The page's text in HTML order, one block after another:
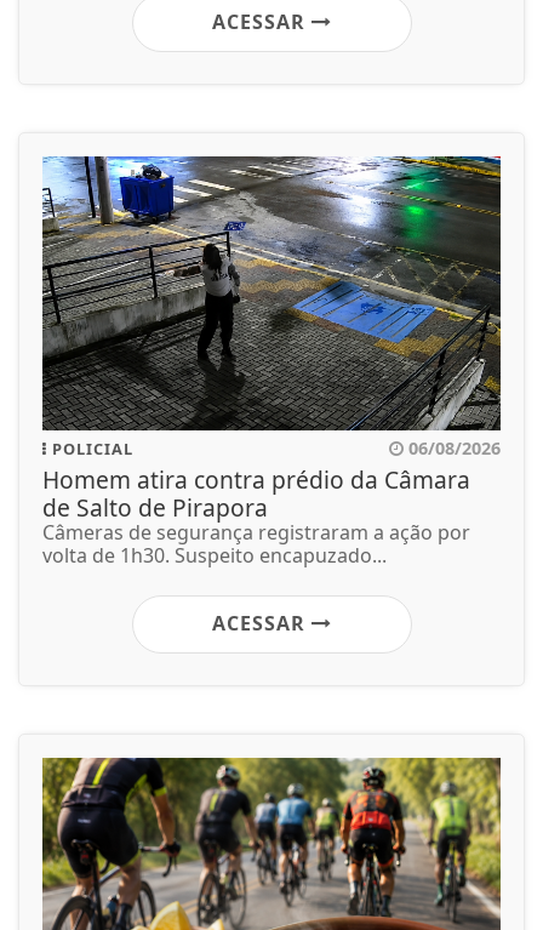
ACESSAR
POLICIAL 06/08/2026
Homem atira contra prédio da Câmara
de Salto de Pirapora
Câmeras de segurança registraram a ação por
volta de 1h30. Suspeito encapuzado...
ACESSAR